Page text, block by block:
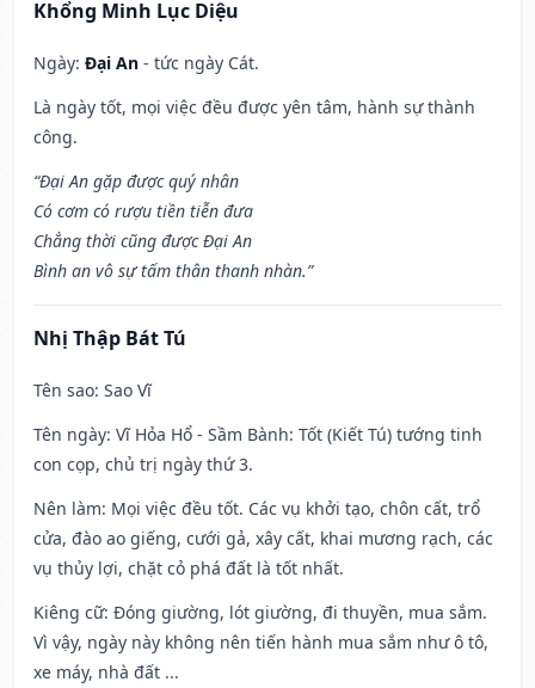
Khổng Minh Lục Diệu
Ngày: Đại An - tức ngày Cát.
Là ngày tốt, mọi việc đều được yên tâm, hành sự thành
công.
“Đại An gặp được quý nhân
Có cơm có rượu tiền tiễn đưa
Chẳng thời cũng được Đại An
Bình an vô sự tấm thân thanh nhàn.”
Nhị Thập Bát Tú
Tên sao: Sao Vĩ
Tên ngày: Vĩ Hỏa Hổ - Sầm Bành: Tốt (Kiết Tú) tướng tinh
con cọp, chủ trị ngày thứ 3.
Nên làm: Mọi việc đều tốt. Các vụ khởi tạo, chôn cất, trổ
cửa, đào ao giếng, cưới gả, xây cất, khai mương rạch, các
vụ thủy lợi, chặt cỏ phá đất là tốt nhất.
Kiêng cữ: Đóng giường, lót giường, đi thuyền, mua sắm.
Vì vậy, ngày này không nên tiến hành mua sắm như ô tô,
xe máy, nhà đất ...